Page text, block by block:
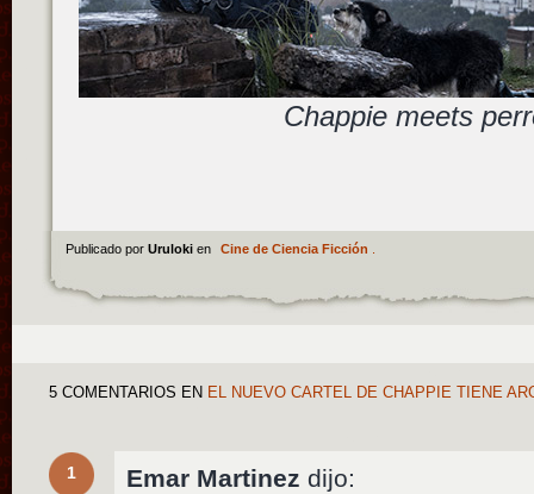
Chappie meets
Publicado por Uruloki en Cine de Ciencia Ficción
5 COMENTARIOS EN EL NUEVO CARTEL DE CHAPPIE TIENE
1 Emar Martinez dijo: